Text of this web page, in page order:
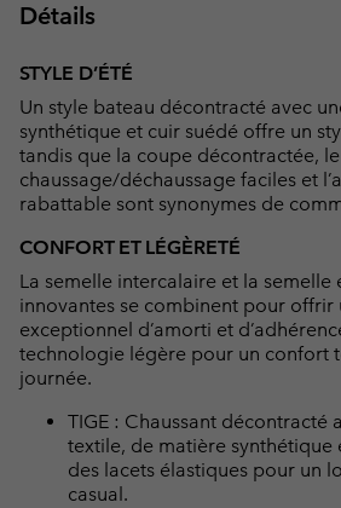
Détails
STYLE D’ÉTÉ
Un style bateau décontracté avec
synthétique et cuir suédé offre un
tandis que la coupe décontractée, le
chaussage/déchaussage faciles et
rabattable sont synonymes de
CONFORT ET LÉGÈRETÉ
La semelle intercalaire et la semelle
innovantes se combinent pour offrir
exceptionnel d’amorti et
technologie légère pour un confort
journée.
TIGE : Chaussant décontracté
textile, de matière synthétique
des lacets élastiques pour un
casual.